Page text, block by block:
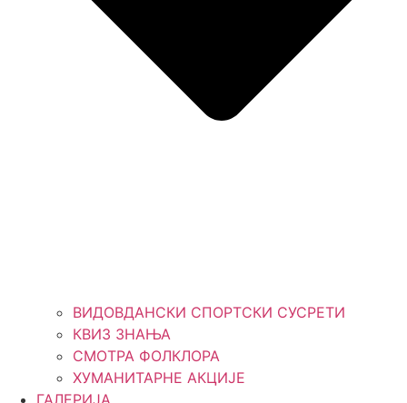
ВИДОВДАНСКИ СПОРТСКИ СУСРЕТИ
КВИЗ ЗНАЊА
СМОТРА ФОЛКЛОРА
ХУМАНИТАРНЕ АКЦИЈЕ